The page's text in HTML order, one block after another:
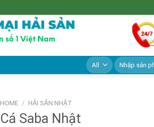
Search
for:
HOME / HẢI SẢN NHẬT
Cá Saba Nhật